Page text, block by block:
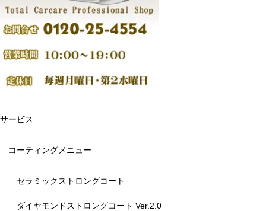
サービス
コーティングメニュー
セラミックストロングコート
ダイヤモンドストロングコート Ver.2.0